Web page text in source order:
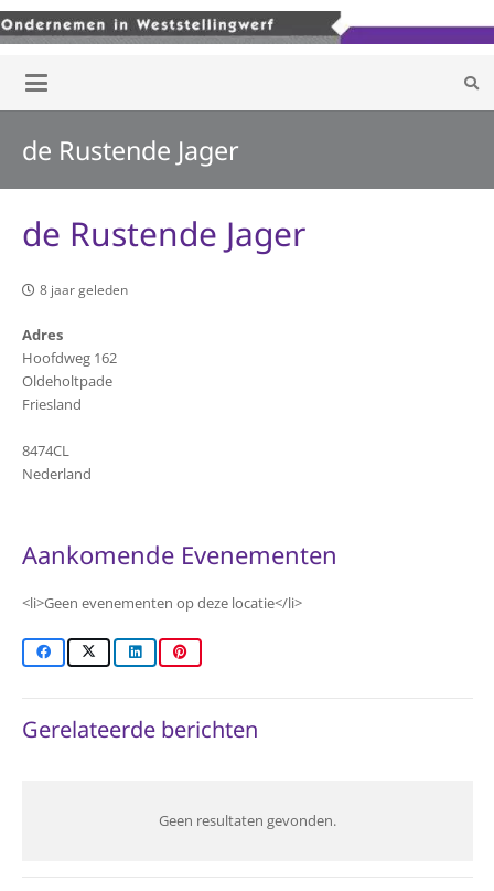
de Rustende Jager
de Rustende Jager
8 jaar geleden
Adres
Hoofdweg 162
Oldeholtpade
Friesland
8474CL
Nederland
Aankomende Evenementen
<li>Geen evenementen op deze locatie</li>
Gerelateerde berichten
Geen resultaten gevonden.